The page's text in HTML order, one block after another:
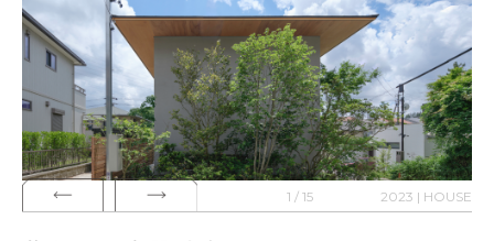
1 / 15 2023 | HOUSE